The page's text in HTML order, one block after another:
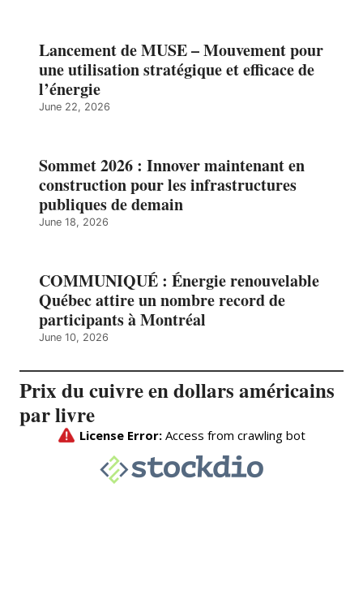
Lancement de MUSE – Mouvement pour
une utilisation stratégique et efficace de
l’énergie
June 22, 2026
Sommet 2026 : Innover maintenant en
construction pour les infrastructures
publiques de demain
June 18, 2026
COMMUNIQUÉ : Énergie renouvelable
Québec attire un nombre record de
participants à Montréal
June 10, 2026
Prix du cuivre en dollars américains
par livre